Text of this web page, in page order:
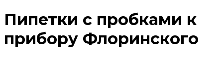
Пипетки с пробками к
прибору Флоринского